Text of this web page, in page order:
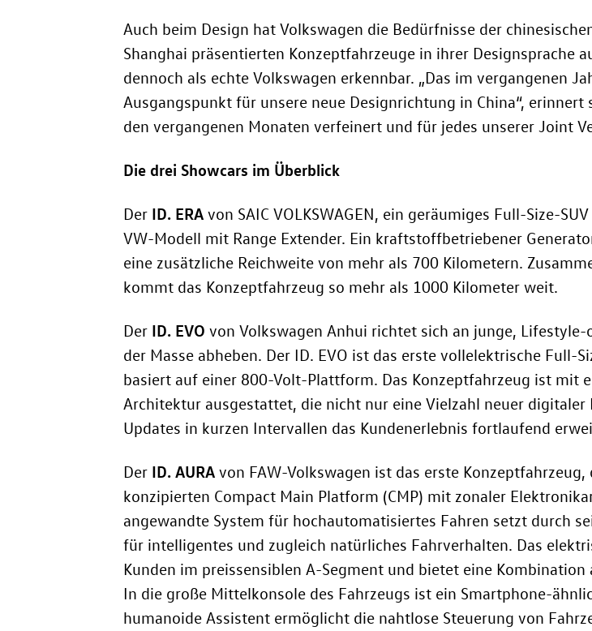
Auch beim Design hat Volkswagen die Bedürfnisse der
Shanghai präsentierten Konzeptfahrzeuge in ihrer Designsprache
dennoch als echte Volkswagen erkennbar. „Das im vergangenen
Ausgangspunkt für unsere neue Designrichtung in China“,
den vergangenen Monaten verfeinert und für jedes unserer Joint
Die drei Showcars im Überblick
Der ID. ERA von SAIC VOLKSWAGEN, ein geräumiges Full-Size-
VW-Modell mit Range Extender. Ein kraftstoffbetriebener
eine zusätzliche Reichweite von mehr als 700 Kilometern.
kommt das Konzeptfahrzeug so mehr als 1000 Kilometer weit.
Der ID. EVO von Volkswagen Anhui richtet sich an junge,
der Masse abheben. Der ID. EVO ist das erste vollelektrische Full-
basiert auf einer 800-Volt-Plattform. Das Konzeptfahrzeug ist mit
Architektur ausgestattet, die nicht nur eine Vielzahl neuer
Updates in kurzen Intervallen das Kundenerlebnis fortlaufend
Der ID. AURA von FAW-Volkswagen ist das erste
konzipierten Compact Main Platform (CMP) mit zonaler
angewandte System für hochautomatisiertes Fahren setzt durch
für intelligentes und zugleich natürliches Fahrverhalten. Das
Kunden im preissensiblen A-Segment und bietet eine
In die große Mittelkonsole des Fahrzeugs ist ein Smartphone-
humanoide Assistent ermöglicht die nahtlose Steuerung von